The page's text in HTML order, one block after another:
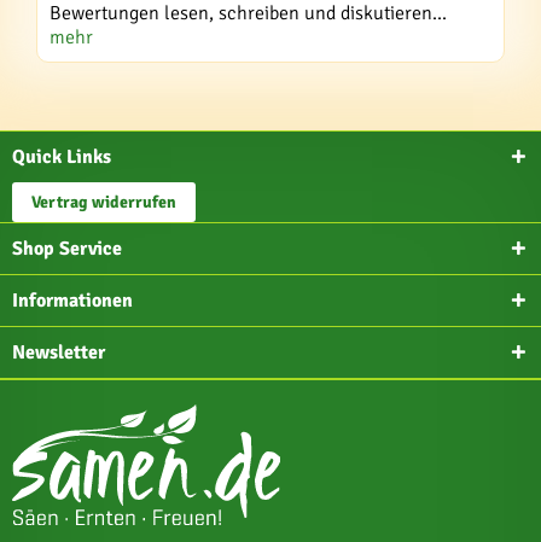
Bewertungen lesen, schreiben und diskutieren...
mehr
Quick Links
Vertrag widerrufen
Shop Service
Informationen
Newsletter